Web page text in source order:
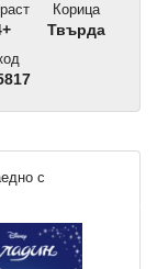
Корица
Твърда
с